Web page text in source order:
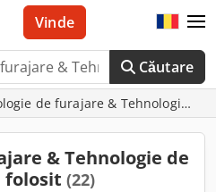
Căutare
Vinde
de furajare & Tehnologie
& Tehnologie de
folosit (22)